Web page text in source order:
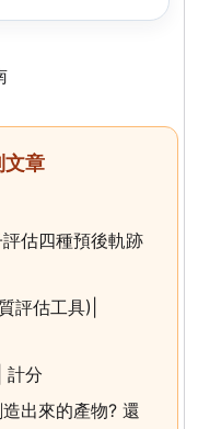
文章
估四種預後軌跡
評估工具)|
計分
出來的產物? 還